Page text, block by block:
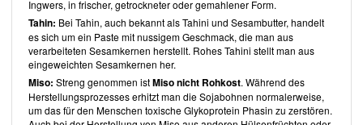
Erfreulicherweise kommen alle Rezepte ohne Zusatz von
zugesetztem Öl aus. Auch Zucker kommt kein einziges Mal zum
Einsatz. Einziges verwendetes Süssungsmittel ist Fruchtsüsse in
Form von frischen, oder getrockneten Früchten und manchmal
Dattelzucker (bestehend aus geriebenen Datteln). Was die Nüsse
anbelangt, so kommen Cashewnüsse, welche ein schlechtes
Verhältnis von Omega-6 zu Omega-3-Fettsäuren aufweisen, selten
vor.
Dr. Michael Gregerist es gelungen, sich mit demDas How Not To Die
Ingwers, in frischer, getrockneter oder gemahlener Form.
Tahin: Bei Tahin, auch bekannt als Tahini und Sesambutter, handelt
es sich um ein Paste mit nussigem Geschmack, die man aus
verarbeiteten Sesamkernen herstellt. Rohes Tahini stellt man aus
eingeweichten Sesamkernen her.
Miso: Streng genommen istMiso nicht Rohkost. Während des
Herstellungsprozesses erhitzt man die Sojabohnen normalerweise,
um das für den Menschen toxische Glykoprotein Phasin zu zerstören.